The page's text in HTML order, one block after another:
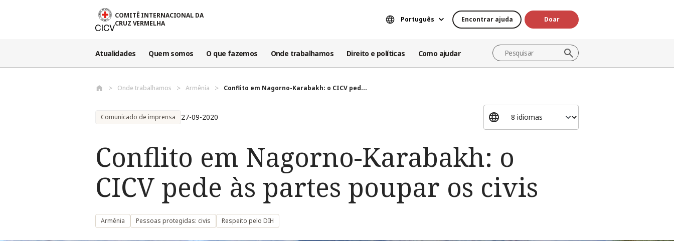
Passar para o conteúdo principal
COMITÊ INTERNACIONAL DA
CRUZ VERMELHA
Português Encontrar ajuda Doar
Atualidades Quem somos O que fazemos Onde trabalhamos Direito e políticas Como ajudar
Onde trabalhamos Armênia Conflito em Nagorno-Karabakh: o CICV ped...
Comunicado de imprensa 27-09-2020
Conflito em Nagorno-Karabakh: o
CICV pede às partes poupar os civis
Armênia Pessoas protegidas: civis Respeito pelo DIH